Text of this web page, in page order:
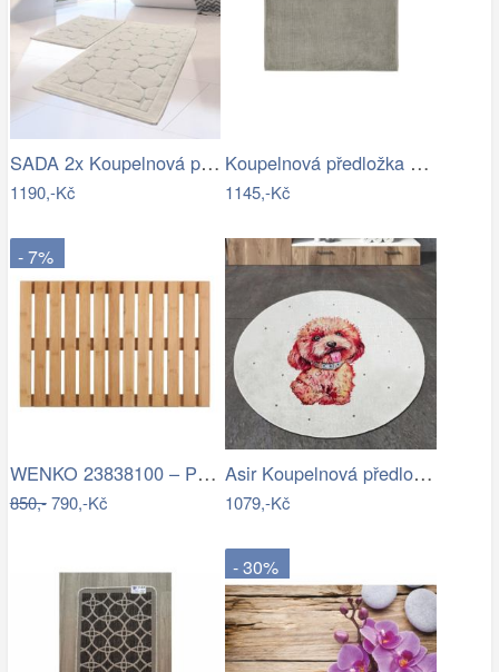
SADA 2x Koupelnová předložka LINO 60…
1190,-Kč
Koupelnová předložka 100x60 cm Blomus…
1145,-Kč
- 7%
WENKO 23838100 – Předložka 40x60 cm…
850,-790,-Kč
Asir Koupelnová předložka Terrier, Ø…
1079,-Kč
- 30%